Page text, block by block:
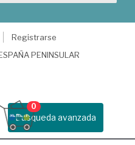
Registrarse
PENINSULAR
Busqueda avanzada
0